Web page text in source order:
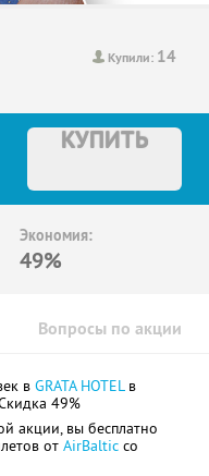
Купили: 14
КУПИТЬ
Экономия:
49%
Вопросы по акции
в GRATA HOTELв
49%
акции, вы бесплатно
от AirBaltic со